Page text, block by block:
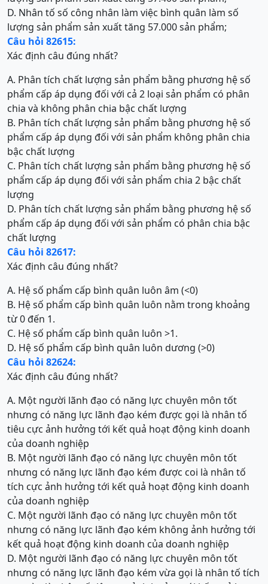
D. Nhân tố số công nhân làm việc bình quân làm số
lượng sản phẩm sản xuất tăng 57.000 sản phẩm;
Câu hỏi 82615:
Xác định câu đúng nhất?
A. Phân tích chất lượng sản phẩm bằng phương hệ số
phẩm cấp áp dụng đối với cả 2 loại sản phẩm có phân
chia và không phân chia bậc chất lượng
B. Phân tích chất lượng sản phẩm bằng phương hệ số
phẩm cấp áp dụng đối với sản phẩm không phân chia
bậc chất lượng
C. Phân tích chất lượng sản phẩm bằng phương hệ số
phẩm cấp áp dụng đối với sản phẩm chia 2 bậc chất
lượng
D. Phân tích chất lượng sản phẩm bằng phương hệ số
phẩm cấp áp dụng đối với sản phẩm có phân chia bậc
chất lượng
Câu hỏi 82617:
Xác định câu đúng nhất?
A. Hệ số phẩm cấp bình quân luôn âm (<0)
B. Hệ số phẩm cấp bình quân luôn nằm trong khoảng
từ 0 đến 1.
C. Hệ số phẩm cấp bình quân luôn >1.
D. Hệ số phẩm cấp bình quân luôn dương (>0)
Câu hỏi 82624:
Xác định câu đúng nhất?
A. Một người lãnh đạo có năng lực chuyên môn tốt
nhưng có năng lực lãnh đạo kém được gọi là nhân tố
tiêu cực ảnh hưởng tới kết quả hoạt động kinh doanh
của doanh nghiệp
B. Một người lãnh đạo có năng lực chuyên môn tốt
nhưng có năng lực lãnh đạo kém được coi là nhân tố
tích cực ảnh hưởng tới kết quả hoạt động kinh doanh
của doanh nghiệp
C. Một người lãnh đạo có năng lực chuyên môn tốt
nhưng có năng lực lãnh đạo kém không ảnh hưởng tới
kết quả hoạt động kinh doanh của doanh nghiệp
D. Một người lãnh đạo có năng lực chuyên môn tốt
nhưng có năng lực lãnh đạo kém vừa gọi là nhân tố tích